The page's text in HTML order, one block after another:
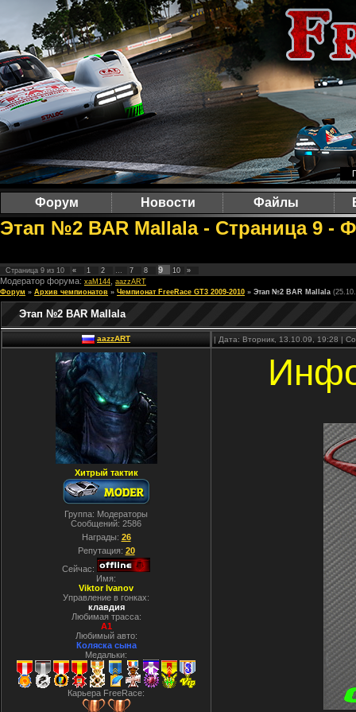
Форум Новости Файлы
Этап №2 BAR Mallala - Страница 9 -
Страница 9 из 10 « 1 2 … 7 8 9 10 »
Модератор форума: xaM144 aazzART
Форум » Архив чемпионатов » Чемпионат FreeRace GT3 2009-2010 » Этап №2 BAR Mallala
Этап №2 BAR Mallala
aazzART | Дата: Вторник, 13.10.09, 19:28 |
Хитрый тактик
Группа: Модераторы
Сообщений: 2586
Награды: 26
Репутация: 20
Сейчас:
Имя:
Viktor Ivanov
Управление в гонках:
клавдия
Любимая трасса:
A1
Любимый авто:
Коляска сына
Медальки:
Карьера FreeRace: